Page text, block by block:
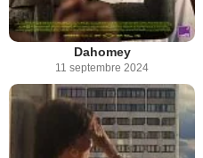
Dahomey
11 septembre 2024